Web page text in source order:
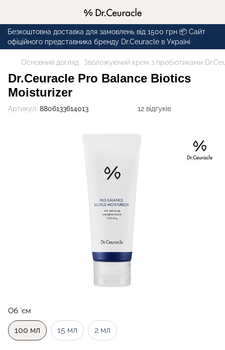
Безкоштовна доставка для замовлень від 1500 грн 📦 Сайт
офіційного представника бренду Dr.Ceuracle в Україні
Основний догляд Зволожуючий крем з пробіотиками
Dr.Ceuracle Pro Balance Biotics
Moisturizer
Артикул: 8806133614013 12 відгуків
Об `єм
100 мл 15 мл 2 мл